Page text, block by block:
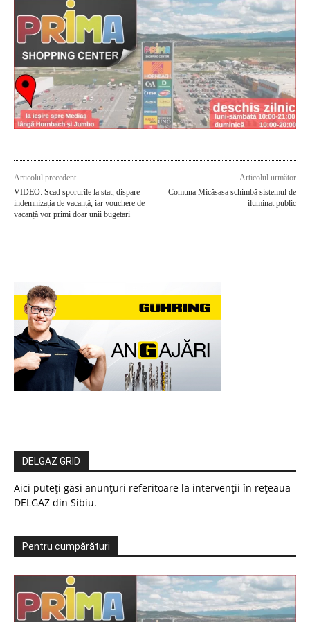
Articolul precedent
VIDEO: Scad sporurile la stat, dispare
indemnizația de vacanță, iar vouchere de
vacanță vor primi doar unii bugetari
Articolul următor
Comuna Micăsasa schimbă sistemul de
iluminat public
DELGAZ GRID
Aici puteți găsi anunțuri referitoare la intervenții în rețeaua
DELGAZ din Sibiu.
Pentru cumpărături